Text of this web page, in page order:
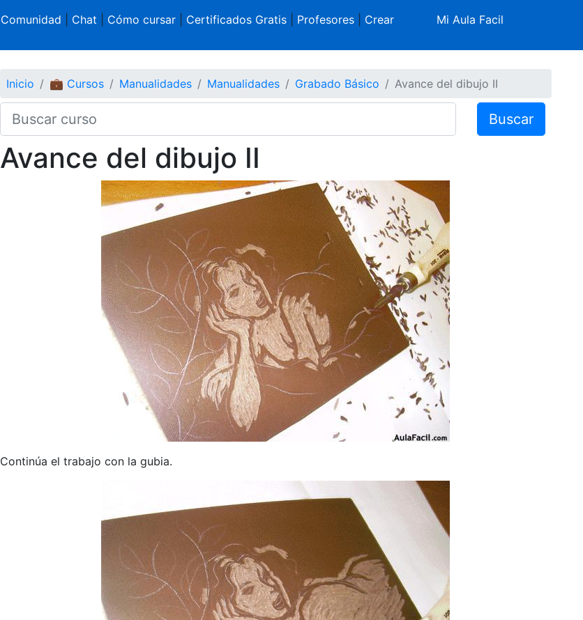
Comunidad Chat Cómo cursar| Certificados Gratis| Profesores| Crear
Mi Aula Facil
Inicio 💼 Cursos Manualidades Manualidades Grabado Básico Avance del dibujo II
Buscar
Avance del dibujo II
Continúa el trabajo con la gubia.